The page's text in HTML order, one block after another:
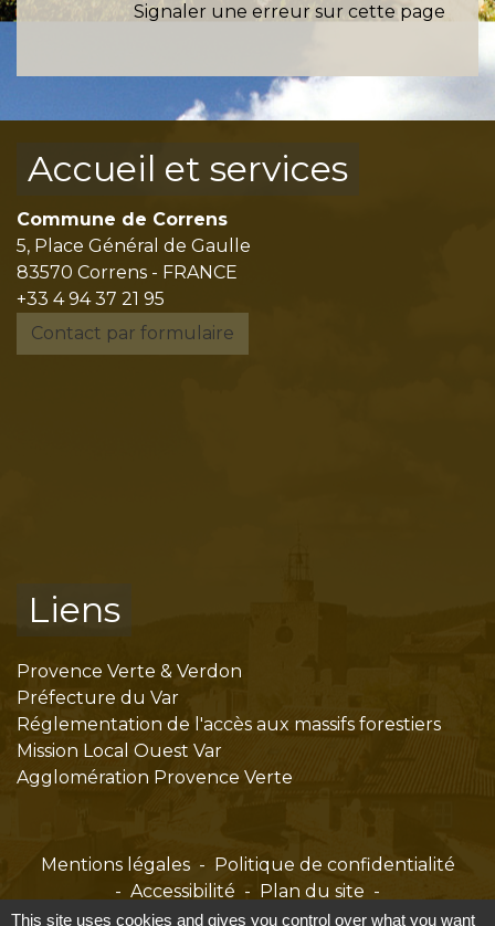
Signaler une erreur sur cette page
Accueil et services
Commune de Correns
5, Place Général de Gaulle
83570 Correns - FRANCE
+33 4 94 37 21 95
Contact par formulaire
Liens
Provence Verte & Verdon
Préfecture du Var
Réglementation de l'accès aux massifs forestiers
Mission Local Ouest Var
Agglomération Provence Verte
Mentions légales - Politique de confidentialité
- Accessibilité - Plan du site -
Gestion des cookies
This site uses cookies and gives you control over what you want